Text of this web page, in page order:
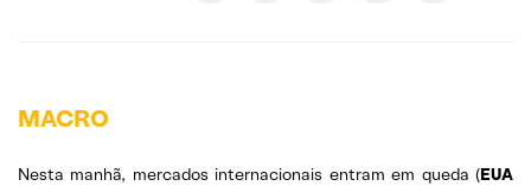
MACRO
Nesta manhã, mercados internacionais entram em queda (EUA